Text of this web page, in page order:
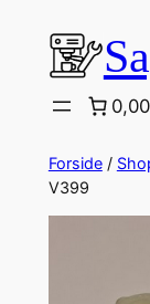
indhold
Forside/
V399